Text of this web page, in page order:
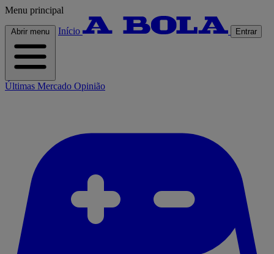
Menu principal
Abrir menu Início Entrar
Últimas Mercado Opinião